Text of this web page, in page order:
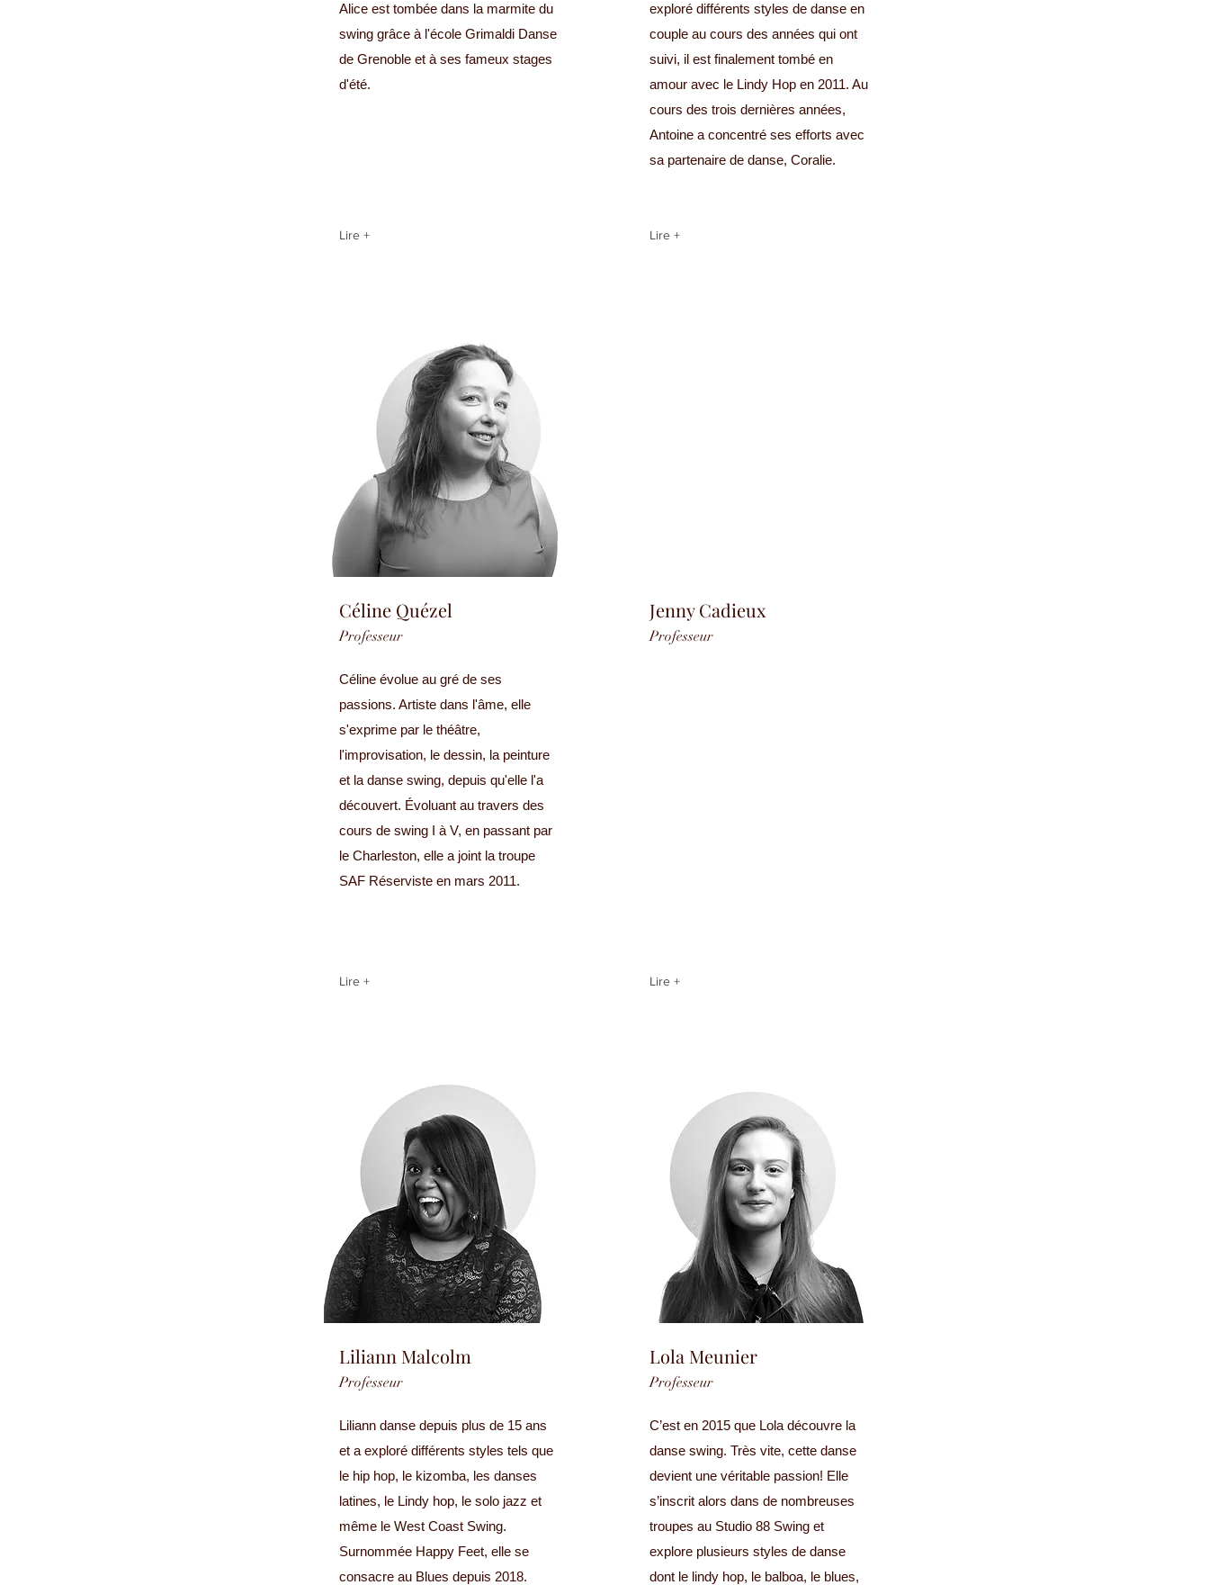
Alice est tombée dans la marmite du
swing grâce à l'école Grimaldi Danse
de Grenoble et à ses fameux stages
d'été.
Lire +
Céline Quézel
Professeur
Céline évolue au gré de ses
passions. Artiste dans l'âme, elle
s'exprime par le théâtre,
l'improvisation, le dessin, la peinture
et la danse swing, depuis qu'elle l'a
découvert. Évoluant au travers des
cours de swing I à V, en passant par
le Charleston, elle a joint la troupe
SAF Réserviste en mars 2011.
Lire +
Liliann Malcolm
Professeur
Liliann danse depuis plus de 15 ans
et a exploré différents styles tels que
le hip hop, le kizomba, les danses
latines, le Lindy hop, le solo jazz et
même le West Coast Swing.
Surnommée Happy Feet, elle se
consacre au Blues depuis 2018.
exploré différents styles de danse en
couple au cours des années qui ont
suivi, il est finalement tombé en
amour avec le Lindy Hop en 2011. Au
cours des trois dernières années,
Antoine a concentré ses efforts avec
sa partenaire de danse, Coralie.
Lire +
Jenny Cadieux
Professeur
Lire +
Lola Meunier
Professeur
C’est en 2015 que Lola découvre la
danse swing. Très vite, cette danse
devient une véritable passion! Elle
s’inscrit alors dans de nombreuses
troupes au Studio 88 Swing et
explore plusieurs styles de danse
dont le lindy hop, le balboa, le blues,